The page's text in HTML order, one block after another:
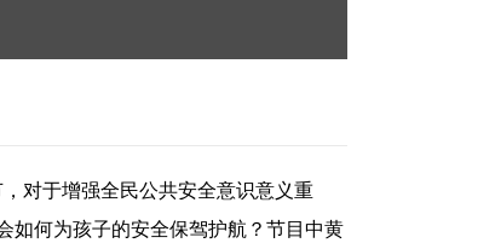
对于增强全民公共安全意识意义重
如何为孩子的安全保驾护航？节目中黄